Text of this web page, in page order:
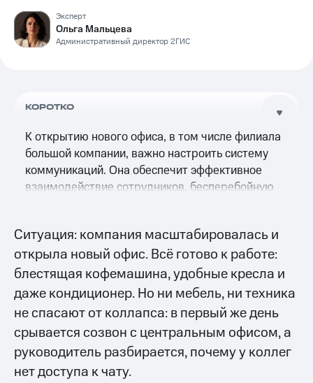
Эксперт
Ольга Мальцева
Административный директор 2ГИС
КОРОТКО
К открытию нового офиса, в том числе филиала
большой компании, важно настроить систему
коммуникаций. Она обеспечит эффективное
взаимодействие сотрудников, бесперебойную
Ситуация: компания масштабировалась и
открыла новый офис. Всё готово к работе:
блестящая кофемашина, удобные кресла и
даже кондиционер. Но ни мебель, ни техника
не спасают от коллапса: в первый же день
срывается созвон с центральным офисом, а
руководитель разбирается, почему у коллег
нет доступа к чату.